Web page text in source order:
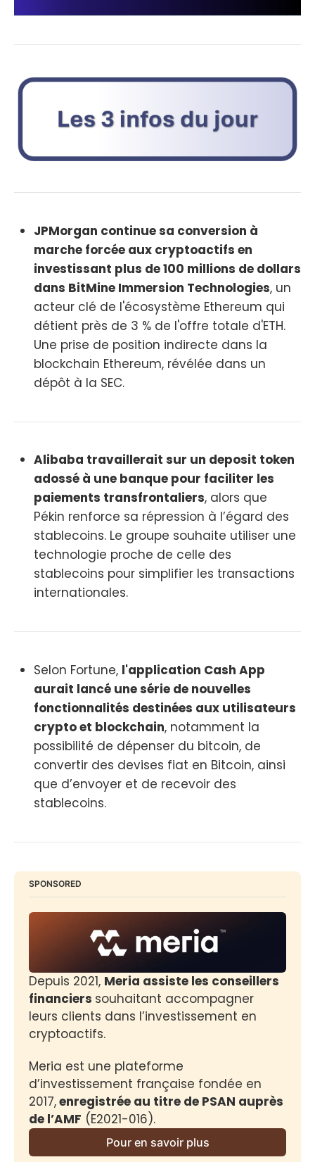
JPMorgan continue sa conversion à
marche forcée aux cryptoactifs en
investissant plus de 100 millions de dollars
dans BitMine Immersion Technologies, un
acteur clé de l'écosystème Ethereum qui
détient près de 3 % de l'offre totale d'ETH.
Une prise de position indirecte dans la
blockchain Ethereum, révélée dans un
dépôt à la SEC.
Alibaba travaillerait sur un deposit token
adossé à une banque pour faciliter les
paiements transfrontaliers, alors que
Pékin renforce sa répression à l’égard des
stablecoins. Le groupe souhaite utiliser une
technologie proche de celle des
stablecoins pour simplifier les transactions
internationales.
Selon Fortune, l'application Cash App
aurait lancé une série de nouvelles
fonctionnalités destinées aux utilisateurs
crypto et blockchain, notamment la
possibilité de dépenser du bitcoin, de
convertir des devises fiat en Bitcoin, ainsi
que d’envoyer et de recevoir des
stablecoins.
SPONSORED
Depuis 2021, Meria assiste les conseillers
financiers souhaitant accompagner
leurs clients dans l’investissement en
cryptoactifs.
Meria est une plateforme
d’investissement française fondée en
2017, enregistrée au titre de PSAN auprès
de l’AMF (E2021-016).
Pour en savoir plus